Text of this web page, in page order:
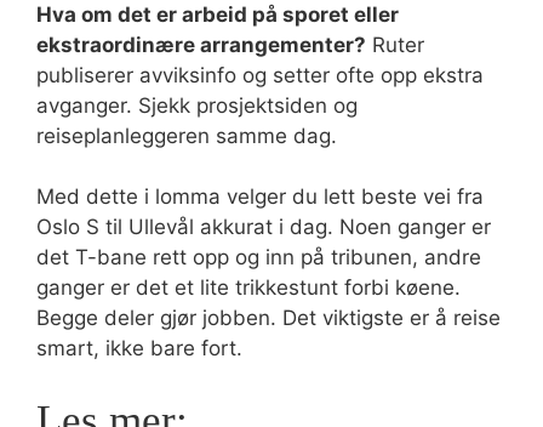
Hva om det er arbeid på sporet eller
ekstraordinære arrangementer? Ruter
publiserer avviksinfo og setter ofte opp ekstra
avganger. Sjekk prosjektsiden og
reiseplanleggeren samme dag.
Med dette i lomma velger du lett beste vei fra
Oslo S til Ullevål akkurat i dag. Noen ganger er
det T-bane rett opp og inn på tribunen, andre
ganger er det et lite trikkestunt forbi køene.
Begge deler gjør jobben. Det viktigste er å reise
smart, ikke bare fort.